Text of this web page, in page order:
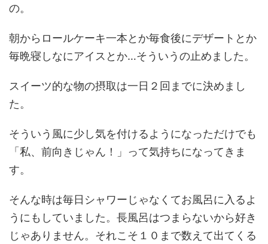
の。
朝からロールケーキ一本とか毎食後にデザートとか
毎晩寝しなにアイスとか…そういうの止めました。
スイーツ的な物の摂取は一日２回までに決めまし
た。
そういう風に少し気を付けるようになっただけでも
「私、前向きじゃん！」って気持ちになってきま
す。
そんな時は毎日シャワーじゃなくてお風呂に入るよ
うにもしていました。長風呂はつまらないから好き
じゃありません。それこそ１０まで数えて出てくる